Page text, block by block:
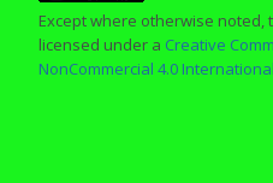
Except where otherwise noted,
licensed under a Creative
NonCommercial 4.0 International